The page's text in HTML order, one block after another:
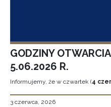
GODZINY
5.06.2026 R.
Informujemy, że w czwartek (4
3 czerwca, 2026